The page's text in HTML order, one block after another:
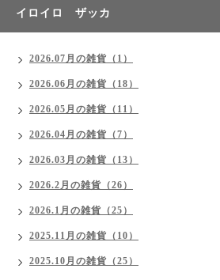
イロイロ ザッカ
2026.07月の雑貨（1）
2026.06月の雑貨（18）
2026.05月の雑貨（11）
2026.04月の雑貨（7）
2026.03月の雑貨（13）
2026.2月の雑貨（26）
2026.1月の雑貨（25）
2025.11月の雑貨（10）
2025.10月の雑貨（25）